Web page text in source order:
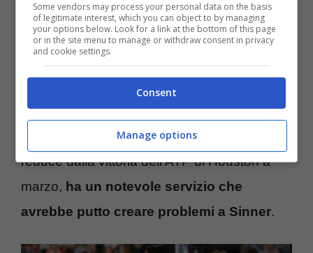
elogio: ecco da chi
Il terzo turno Jannik Sinner l’ha giocato, e
vinto, contro Ben Shelton, in un match che
poteva risultare complesso per l’italiano.
L’americano classe 2002, 14° nel ranking e
reduce dalla vittoria dell’ATP di Houston a
marzo, ha un notevole servizio che
avrebbe putto creare problemi a Sinner.
Some vendors may process your personal data on the basis
of legitimate interest, which you can object to by managing
your options below. Look for a link at the bottom of this page
or in the site menu to manage or withdraw consent in privacy
and cookie settings.
Consent
Manage options